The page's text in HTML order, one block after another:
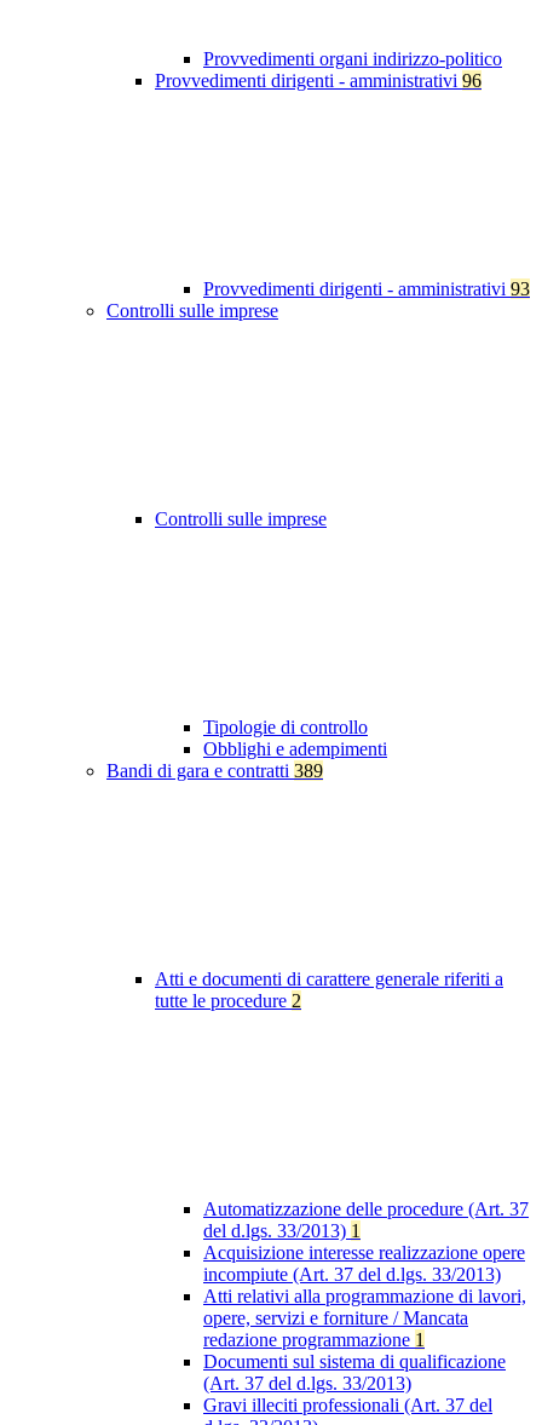
Provvedimenti organi indirizzo-politico
Provvedimenti dirigenti - amministrativi 96
Provvedimenti dirigenti - amministrativi 93
Controlli sulle imprese
Controlli sulle imprese
Tipologie di controllo
Obblighi e adempimenti
Bandi di gara e contratti 389
Atti e documenti di carattere generale riferiti a
tutte le procedure 2
Automatizzazione delle procedure (Art. 37
del d.lgs. 33/2013) 1
Acquisizione interesse realizzazione opere
incompiute (Art. 37 del d.lgs. 33/2013)
Atti relativi alla programmazione di lavori,
opere, servizi e forniture / Mancata
redazione programmazione 1
Documenti sul sistema di qualificazione
(Art. 37 del d.lgs. 33/2013)
Gravi illeciti professionali (Art. 37 del